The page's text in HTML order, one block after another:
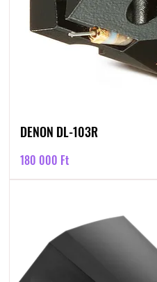
DENON DL-103R
Ár
180 000 Ft